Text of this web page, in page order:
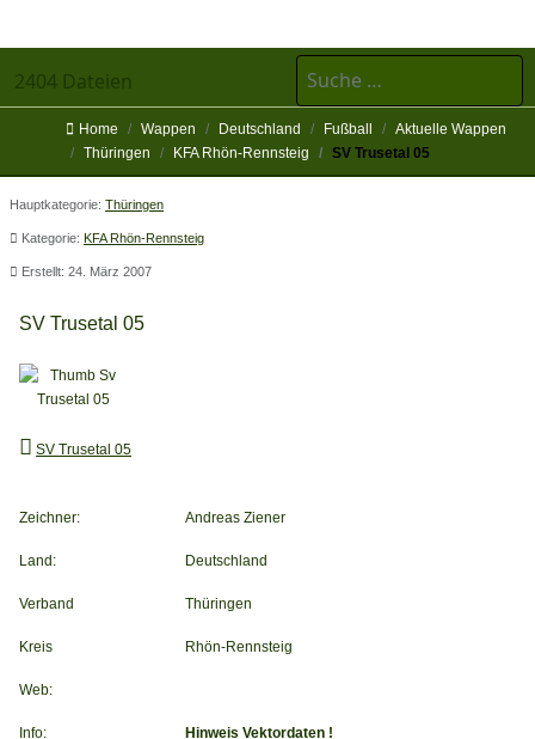
2404 Dateien
Suchen
Home Wappen Deutschland Fußball
Aktuelle Wappen
Thüringen
KFA Rhön-Rennsteig SV Trusetal 05
Hauptkategorie: Thüringen
Kategorie: KFA Rhön-Rennsteig
Erstellt: 24. März 2007
SV Trusetal 05
SV Trusetal 05
Zeichner: Andreas Ziener
Land: Deutschland
Verband Thüringen
Kreis Rhön-Rennsteig
Web:
Info: Hinweis Vektordaten !